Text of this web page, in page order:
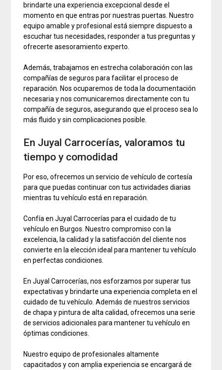
brindarte una experiencia excepcional desde el
momento en que entras por nuestras puertas. Nuestro
equipo amable y profesional está siempre dispuesto a
escuchar tus necesidades, responder a tus preguntas y
ofrecerte asesoramiento experto.
Además, trabajamos en estrecha colaboración con las
compañías de seguros para facilitar el proceso de
reparación. Nos ocuparemos de toda la documentación
necesaria y nos comunicaremos directamente con tu
compañía de seguros, asegurando que el proceso sea lo
más fluido y sin complicaciones posible.
En Juyal Carrocerías, valoramos tu
tiempo y comodidad
Por eso, ofrecemos un servicio de vehículo de cortesía
para que puedas continuar con tus actividades diarias
mientras tu vehículo está en reparación.
Confía en Juyal Carrocerías para el cuidado de tu
vehículo en Burgos. Nuestro compromiso con la
excelencia, la calidad y la satisfacción del cliente nos
convierte en la elección ideal para mantener tu vehículo
en perfectas condiciones.
En Juyal Carrocerías, nos esforzamos por superar tus
expectativas y brindarte una experiencia completa en el
cuidado de tu vehículo. Además de nuestros servicios
de chapa y pintura de alta calidad, ofrecemos una serie
de servicios adicionales para mantener tu vehículo en
óptimas condiciones.
Nuestro equipo de profesionales altamente
capacitados y con amplia experiencia se encargará de